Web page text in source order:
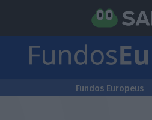
Fundos Europeus